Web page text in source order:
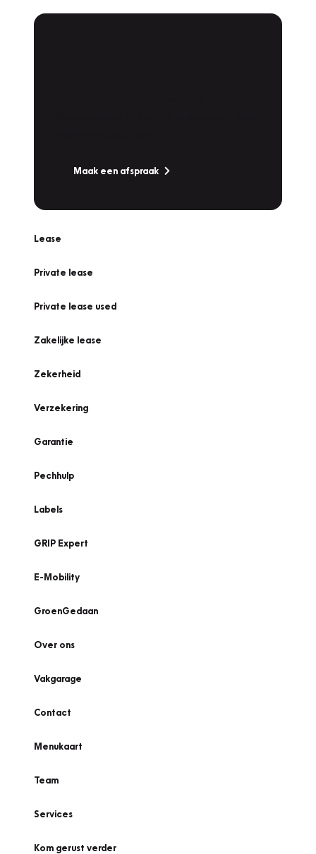
Maak een afspraak
Lease
Private lease
Private lease used
Zakelijke lease
Zekerheid
Verzekering
Garantie
Pechhulp
Labels
GRIP Expert
E-Mobility
GroenGedaan
Over ons
Vakgarage
Contact
Menukaart
Team
Services
Kom gerust verder